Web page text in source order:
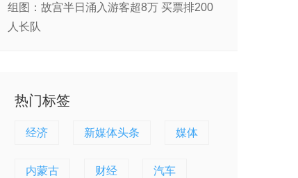
组图：故宫半日涌入游客超8万 买票排200
人长队
热门标签
经济 新媒体头条 媒体
内蒙古 财经 汽车